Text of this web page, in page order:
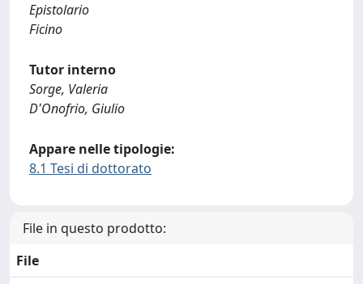
Epistolario
Ficino
Tutor interno
Sorge, Valeria
D'Onofrio, Giulio
Appare nelle tipologie:
8.1 Tesi di dottorato
File in questo prodotto:
File